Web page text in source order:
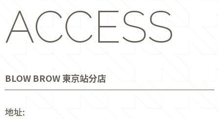
ACCESS
BLOW BROW 東京站分店
地址: